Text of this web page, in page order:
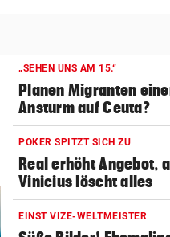
„SEHEN UNS AM 15.“
Planen Migranten
Ansturm auf Ceuta?
POKER SPITZT SICH ZU
Real erhöht Angebot,
Vinicius löscht alles
EINST VIZE-WELTMEISTER